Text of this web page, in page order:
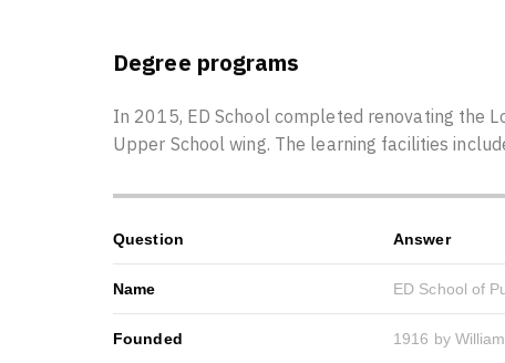
Degree programs
In 2015, ED School completed renovating the
Upper School wing. The learning facilities
Question Answer
Name ED School of
Founded 1916 by